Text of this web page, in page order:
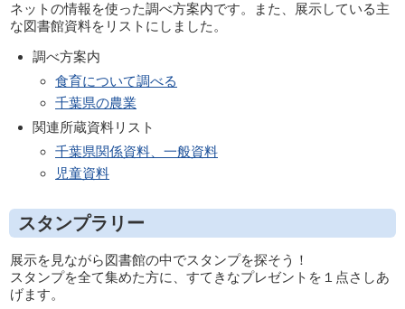
ネットの情報を使った調べ方案内です。また、展示している主
な図書館資料をリストにしました。
調べ方案内
食育について調べる
千葉県の農業
関連所蔵資料リスト
千葉県関係資料、一般資料
児童資料
スタンプラリー
展示を見ながら図書館の中でスタンプを探そう！
スタンプを全て集めた方に、すてきなプレゼントを１点さしあ
げます。